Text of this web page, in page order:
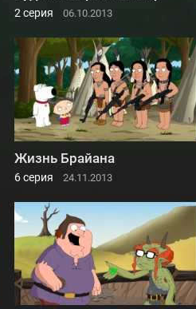
2 серия 06.10.2013
Жизнь Брайана
6 серия 24.11.2013